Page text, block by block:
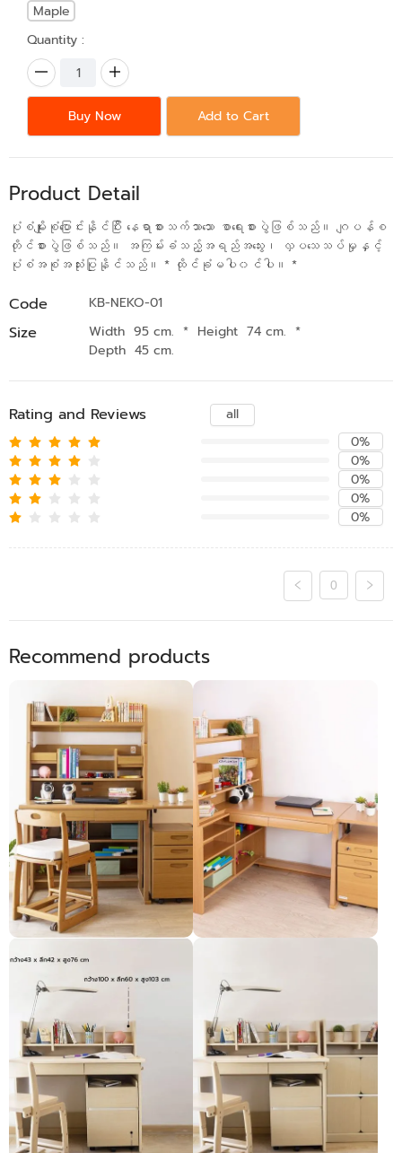
Maple
Quantity :
Buy Now Add to Cart
Product Detail
ပုံစံမျိုးစုံပြောင်းနိုင်ပြီး နေရာစားသက်သာသော စာရေးစားပွဲဖြစ်သည်။ ဂျပန်စ
တိုင်စားပွဲဖြစ်သည်။ အကြမ်းခံသည့်အရည်အသွေး၊ လှပသေသပ်မှုနှင့်
ပုံစံအစုံအသုံးပြုနိုင်သည်။ * ထိုင်ခုံမပါ၀င်ပါ။ *
Code KB-NEKO-01
Size Width 95 cm. * Height 74 cm. *
Depth 45 cm.
Rating and Reviews
all
0%
0%
0%
0%
0%
0
Recommend products
လိုက်-2 (ကလေးငယ်များအတွက်)
Pre-order only Pre-order only